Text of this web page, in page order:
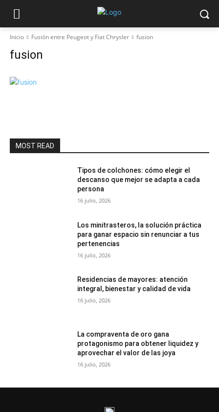
Inicio Fusión entre Peugeot y Fiat Chrysler fusion
fusion
MOST READ
Tipos de colchones: cómo elegir el
descanso que mejor se adapta a cada
persona
16 julio, 2026
Los minitrasteros, la solución práctica
para ganar espacio sin renunciar a tus
pertenencias
16 julio, 2026
Residencias de mayores: atención
integral, bienestar y calidad de vida
16 julio, 2026
La compraventa de oro gana
protagonismo para obtener liquidez y
aprovechar el valor de las joya
16 julio, 2026